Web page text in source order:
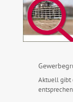
Aktuell gibt